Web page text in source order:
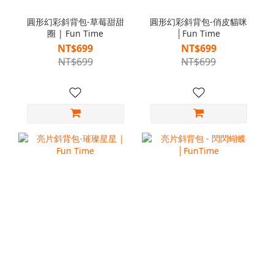
圓形幻彩斜背包-草莓甜甜
圈 | Fun Time
NT$699
NT$699
圓形幻彩斜背包-俏皮貓咪
│Fun Time
NT$699
NT$699